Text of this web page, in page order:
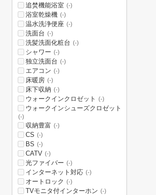
追焚機能浴室 (-)
浴室乾燥機 (-)
温水洗浄便座 (-)
洗面台 (-)
洗髪洗面化粧台 (-)
シャワー (-)
独立洗面台 (-)
エアコン (-)
床暖房 (-)
床下収納 (-)
ウォークインクロゼット (-)
ウォークインシューズクロゼット
(-)
収納豊富 (-)
CS (-)
BS (-)
CATV (-)
光ファイバー (-)
インターネット対応 (-)
オートロック (-)
TVモニタ付インターホン (-)